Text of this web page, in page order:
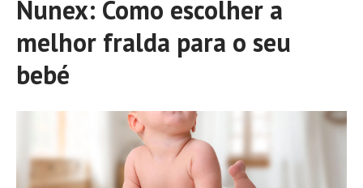
Nunex: Como escolher a
melhor fralda para o seu
bebé